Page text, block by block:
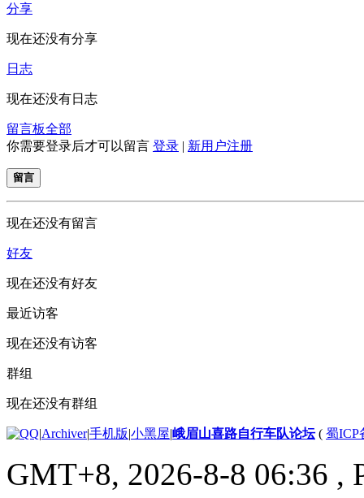
分享
现在还没有分享
日志
现在还没有日志
留言板全部
你需要登录后才可以留言 登录 | 新用户注册
留言
现在还没有留言
好友
现在还没有好友
最近访客
现在还没有访客
群组
现在还没有群组
|Archiver|手机版|小黑屋|峨眉山喜路自行车队论坛( 蜀ICP
GMT+8, 2026-8-8 06:36 ,